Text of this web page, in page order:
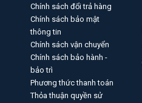
Chính sách đổi trả hàng
Chính sách bảo mật
thông tin
Chính sách vận chuyển
Chính sách bảo hành -
bảo trì
Phương thức thanh toán
Thỏa thuận quyền sử